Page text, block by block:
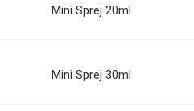
Mini Sprej 20ml
Mini Sprej 30ml